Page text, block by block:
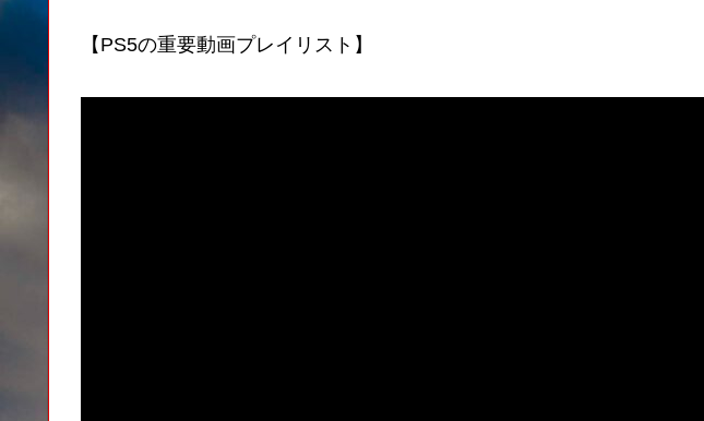
【PS5の重要動画プレイリスト】